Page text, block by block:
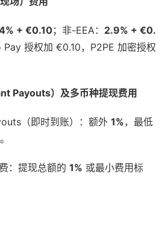
+ €0.10；非-EEA： 2.9% + €0.
Pay 授权加 €0.10，P2PE 加密授权
Payouts）及多币种提现费用
（即时到账）：额外 1%，最低
：提现总额的 1% 或最小费用标